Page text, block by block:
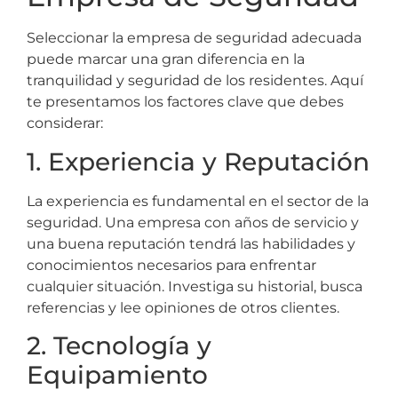
Seleccionar la empresa de seguridad adecuada
puede marcar una gran diferencia en la
tranquilidad y seguridad de los residentes. Aquí
te presentamos los factores clave que debes
considerar:
1. Experiencia y Reputación
La experiencia es fundamental en el sector de la
seguridad. Una empresa con años de servicio y
una buena reputación tendrá las habilidades y
conocimientos necesarios para enfrentar
cualquier situación. Investiga su historial, busca
referencias y lee opiniones de otros clientes.
2. Tecnología y
Equipamiento